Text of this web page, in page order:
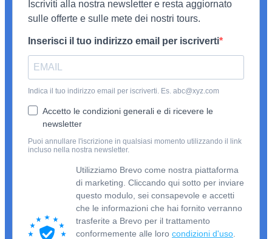
Iscriviti alla nostra newsletter e resta aggiornato
sulle offerte e sulle mete dei nostri tours.
Inserisci il tuo indirizzo email per iscriverti
Indica il tuo indirizzo email per iscriverti. Es. abc@xyz.com
Accetto le condizioni generali e di ricevere le
newsletter
Puoi annullare l'iscrizione in qualsiasi momento utilizzando il link
incluso nella nostra newsletter.
Utilizziamo Brevo come nostra piattaforma
di marketing. Cliccando qui sotto per inviare
questo modulo, sei consapevole e accetti
che le informazioni che hai fornito verranno
trasferite a Brevo per il trattamento
conformemente alle loro condizioni d'uso